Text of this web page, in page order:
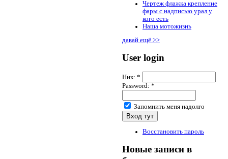
Чертеж флажка крепление
фары с надписью урал у
кого есть
Наша мотожизнь
давай ещё >>
User login
Ник: *
Password: *
Запомнить меня надолго
Восстановить пароль
Новые записи в